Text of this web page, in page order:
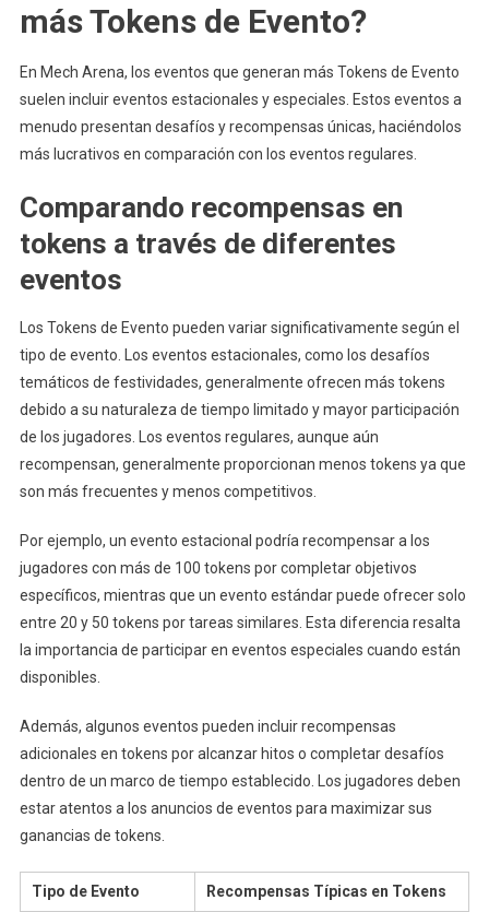
más Tokens de Evento?
En Mech Arena, los eventos que generan más Tokens de Evento
suelen incluir eventos estacionales y especiales. Estos eventos a
menudo presentan desafíos y recompensas únicas, haciéndolos
más lucrativos en comparación con los eventos regulares.
Comparando recompensas en
tokens a través de diferentes
eventos
Los Tokens de Evento pueden variar significativamente según el
tipo de evento. Los eventos estacionales, como los desafíos
temáticos de festividades, generalmente ofrecen más tokens
debido a su naturaleza de tiempo limitado y mayor participación
de los jugadores. Los eventos regulares, aunque aún
recompensan, generalmente proporcionan menos tokens ya que
son más frecuentes y menos competitivos.
Por ejemplo, un evento estacional podría recompensar a los
jugadores con más de 100 tokens por completar objetivos
específicos, mientras que un evento estándar puede ofrecer solo
entre 20 y 50 tokens por tareas similares. Esta diferencia resalta
la importancia de participar en eventos especiales cuando están
disponibles.
Además, algunos eventos pueden incluir recompensas
adicionales en tokens por alcanzar hitos o completar desafíos
dentro de un marco de tiempo establecido. Los jugadores deben
estar atentos a los anuncios de eventos para maximizar sus
ganancias de tokens.
Tipo de Evento Recompensas Típicas en Tokens